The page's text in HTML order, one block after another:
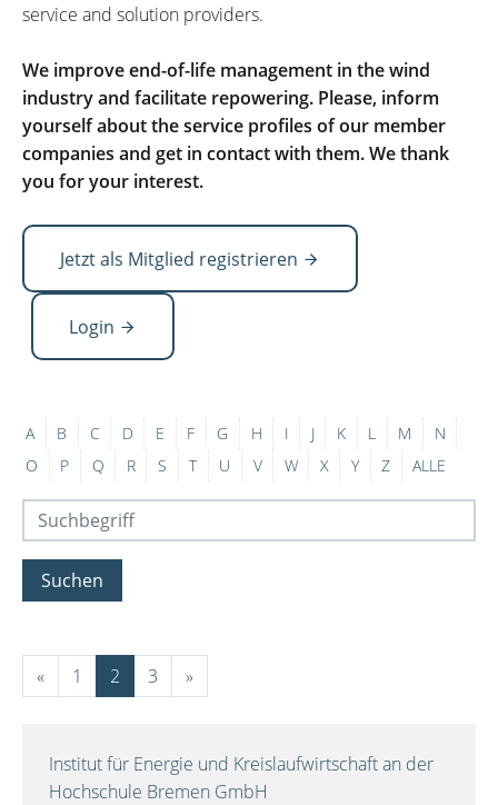
service and solution providers.
We improve end-of-life management in the wind
industry and facilitate repowering. Please, inform
yourself about the service profiles of our member
companies and get in contact with them. We thank
you for your interest.
Jetzt als Mitglied registrieren
Login
A B C D E F G H I J K L M
N
O
P Q R S T U V W X Y Z ALLE
Suchen
« 1 2 3 »
Institut für Energie und Kreislaufwirtschaft an der
Hochschule Bremen GmbH